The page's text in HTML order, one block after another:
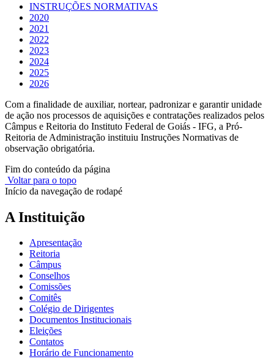
INSTRUÇÕES NORMATIVAS
2020
2021
2022
2023
2024
2025
2026
Com a finalidade de auxiliar, nortear, padronizar e garantir unidade
de ação nos processos de aquisições e contratações realizados pelos
Câmpus e Reitoria do Instituto Federal de Goiás - IFG, a Pró-
Reitoria de Administração instituiu Instruções Normativas de
observação obrigatória.
Fim do conteúdo da página
Voltar para o topo
Início da navegação de rodapé
A Instituição
Apresentação
Reitoria
Câmpus
Conselhos
Comissões
Comitês
Colégio de Dirigentes
Documentos Institucionais
Eleições
Contatos
Horário de Funcionamento